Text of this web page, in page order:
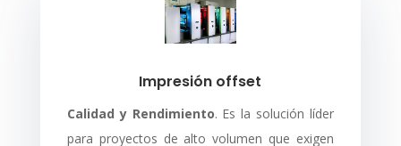
Impresión offset
Calidad y Rendimiento. Es la solución líder
para proyectos de alto volumen que exigen